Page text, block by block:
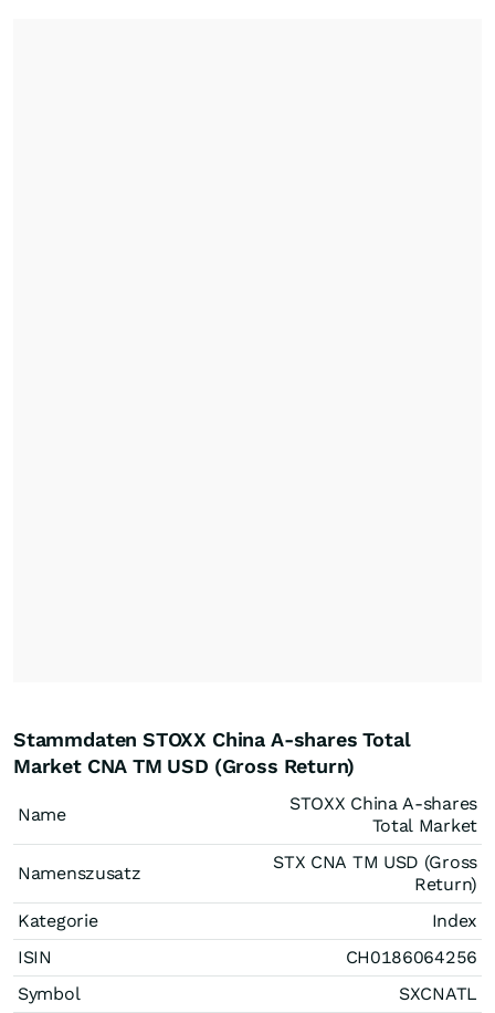
Stammdaten STOXX China A-shares Total
Market CNA TM USD (Gross Return)
Name
STOXX China A-shares
Total Market
Namenszusatz
STX CNA TM USD (Gross
Return)
Kategorie
Index
ISIN
CH0186064256
Symbol
SXCNATL